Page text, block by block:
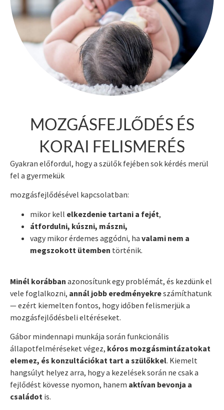
MOZGÁSFEJLŐDÉS ÉS
KORAI FELISMERÉS
Gyakran előfordul, hogy a szülők fejében sok kérdés merül
fel a gyermekük
mozgásfejlődésével kapcsolatban:
mikor kell elkezdenie tartani a fejét,
átfordulni, kúszni, mászni,
vagy mikor érdemes aggódni, ha valami nem a
megszokott ütemben történik.
Minél korábban azonosítunk egy problémát, és kezdünk el
vele foglalkozni, annál jobb eredményekreszámíthatunk
— ezért kiemelten fontos, hogy időben felismerjük a
mozgásfejlődésbeli eltéréseket.
Gábor mindennapi munkája során funkcionális
állapotfelméréseket végez, kóros mozgásmintázatokat
elemez, és konzultációkat tart a szülőkkel. Kiemelt
hangsúlyt helyez arra, hogy a kezelések során ne csak a
fejlődést kövesse nyomon, hanem aktívan bevonja a
családot is.